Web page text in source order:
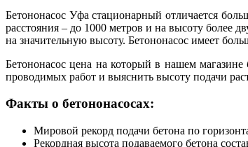
Бетононасос Уфа стационарный отличается
расстояния – до 1000 метров и на высоту более
на значительную высоту. Бетононасос имеет
Бетононасос цена на который в нашем
проводимых работ и выяснить высоту подачи
Факты о бетононасосах:
Мировой рекорд подачи бетона по
Рекордная высота подаваемого бетона